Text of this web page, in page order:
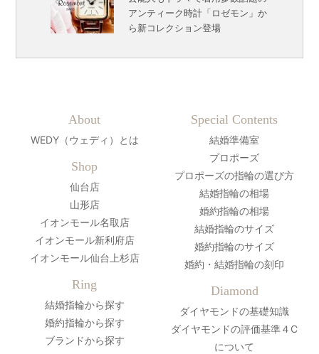
アンティーク時計「ロゼモン」か
ら新コレクション登場
About
WEDY（ウェディ）とは
Shop
仙台店
山形店
イオンモール名取店
イオンモール新利府店
イオンモール仙台上杉店
Ring
結婚指輪から探す
婚約指輪から探す
ブランドから探す
Special Contents
結婚準備室
プロポーズ
プロポーズの指輪の選び方
結婚指輪の相場
婚約指輪の相場
結婚指輪のサイズ
婚約指輪のサイズ
婚約・結婚指輪の刻印
Diamond
ダイヤモンドの基礎知識
ダイヤモンドの評価基準４C
について